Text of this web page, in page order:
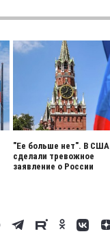
"Ее больше нет". В США
сделали тревожное
заявление о России